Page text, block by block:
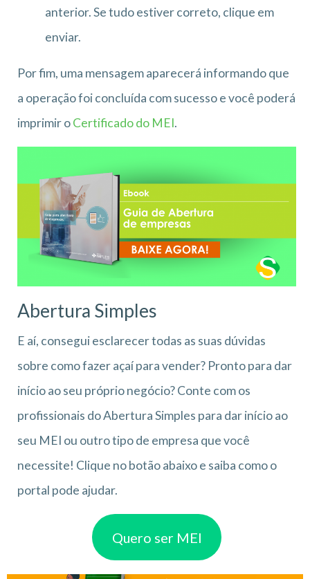
anterior. Se tudo estiver correto, clique em
enviar.
Por fim, uma mensagem aparecerá informando que
a operação foi concluída com sucesso e você poderá
imprimir oCertificado do MEI.
Abertura Simples
E aí, consegui esclarecer todas as suas dúvidas
sobre como fazer açaí para vender? Pronto para dar
início ao seu próprio negócio? Conte com os
profissionais do Abertura Simples para dar início ao
seu MEI ou outro tipo de empresa que você
necessite! Clique no botão abaixo e saiba como o
portal pode ajudar.
Quero ser MEI